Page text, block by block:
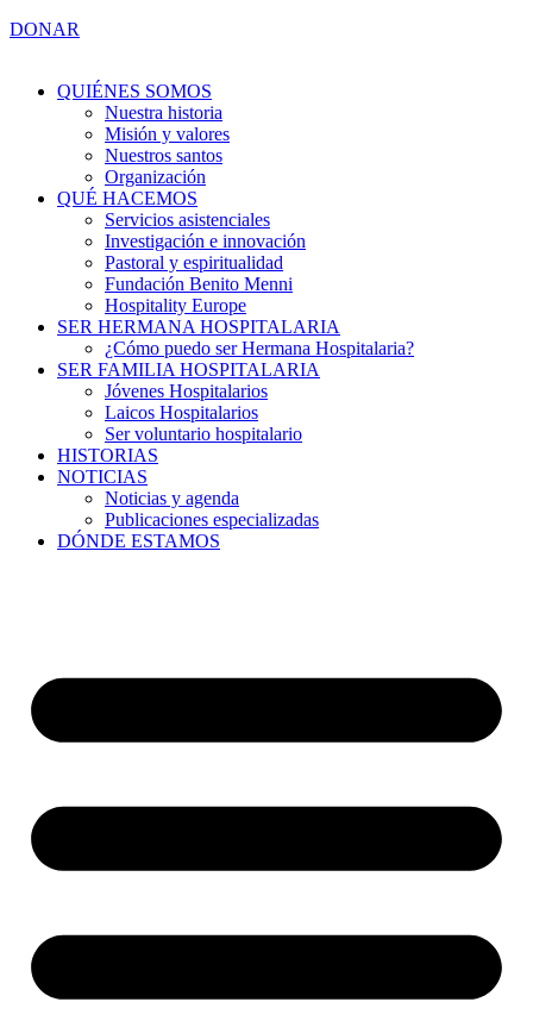
DONAR
QUIÉNES SOMOS
Nuestra historia
Misión y valores
Nuestros santos
Organización
QUÉ HACEMOS
Servicios asistenciales
Investigación e innovación
Pastoral y espiritualidad
Fundación Benito Menni
Hospitality Europe
SER HERMANA HOSPITALARIA
¿Cómo puedo ser Hermana Hospitalaria?
SER FAMILIA HOSPITALARIA
Jóvenes Hospitalarios
Laicos Hospitalarios
Ser voluntario hospitalario
HISTORIAS
NOTICIAS
Noticias y agenda
Publicaciones especializadas
DÓNDE ESTAMOS